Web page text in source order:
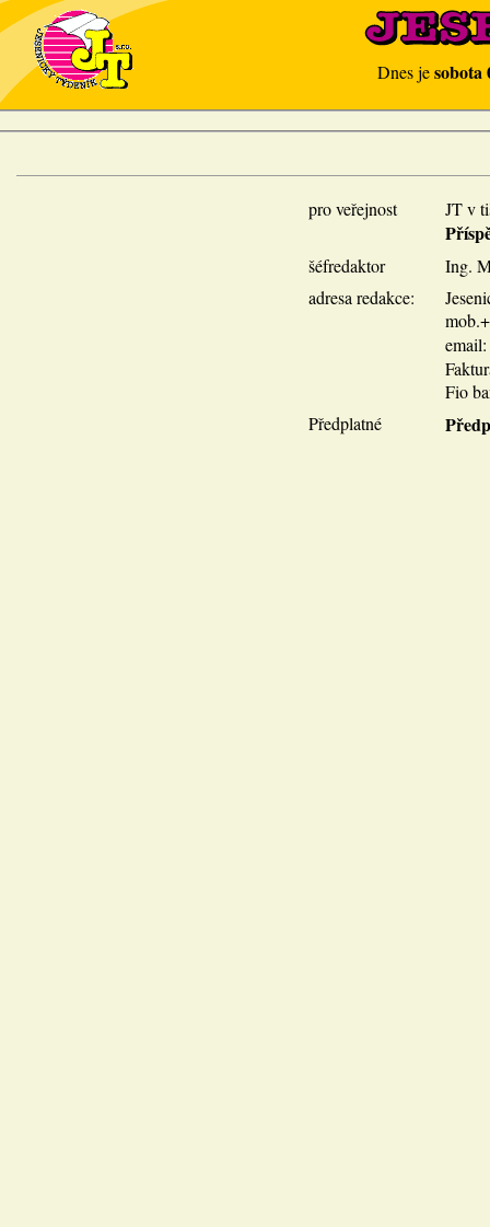
Dnes jesobota
pro veřejnost JT v
šéfredaktor
Ing.
adresa redakce:
email:
Fio
Předplatné